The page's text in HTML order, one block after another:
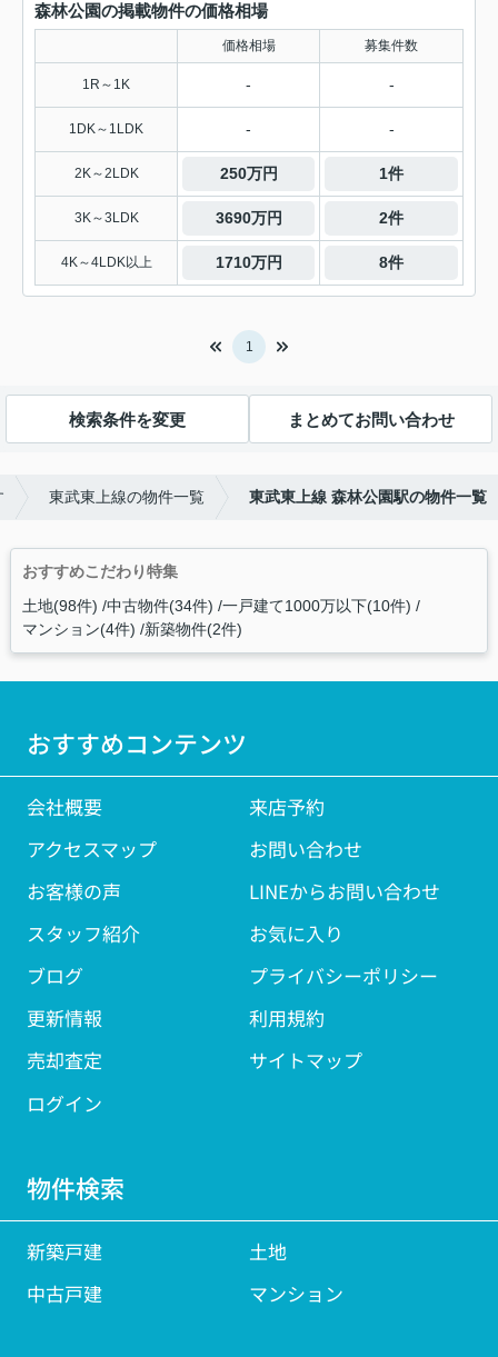
森林公園の掲載物件の価格相場
価格相場 募集件数
1R～1K - -
1DK～1LDK - -
2K～2LDK 250万円 1件
3K～3LDK 3690万円 2件
4K～4LDK以上 1710万円 8件
1
検索条件を変更 まとめてお問い合わせ
東武東上線の物件一覧 東武東上線 森林公園駅の物件一覧
おすすめこだわり特集
土地(98件) 中古物件(34件) 一戸建て1000万以下(10件)
マンション(4件) 新築物件(2件)
おすすめコンテンツ
会社概要
来店予約
アクセスマップ
お問い合わせ
お客様の声
LINEからお問い合わせ
スタッフ紹介
お気に入り
ブログ
プライバシーポリシー
更新情報
利用規約
売却査定
サイトマップ
ログイン
物件検索
新築戸建
土地
中古戸建
マンション